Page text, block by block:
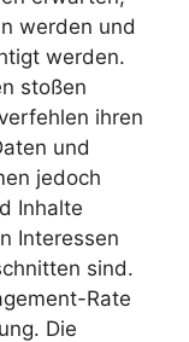
werden und
werden.
stoßen
ihren
und
jedoch
Inhalte
Interessen
sind.
Rate
Die